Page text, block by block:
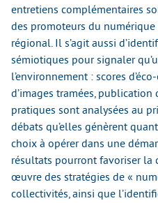
entretiens complémentaires
des promoteurs du numérique
régional. Il s’agit aussi
sémiotiques pour signaler
l’environnement : scores
d’images tramées, publication
pratiques sont analysées au
débats qu’elles génèrent
choix à opérer dans une
résultats pourront favoriser la
œuvre des stratégies de «
collectivités, ainsi que